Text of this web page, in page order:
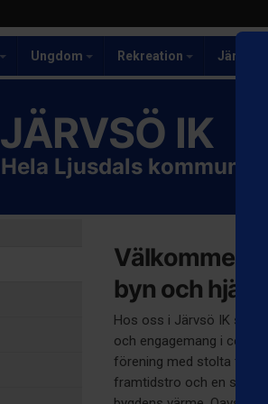
Ungdom Rekreation Järvsö
JÄRVSÖ IK
Hela Ljusdals kommuns
Välkommen
byn och
Hos oss i Järvsö IK står
och engagemang i
förening med stolta
framtidstro och en själ